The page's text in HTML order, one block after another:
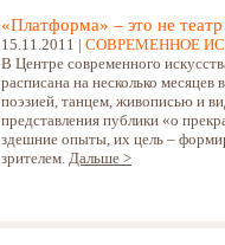
«Платформа» – это не
15.11.2011 | СОВРЕМЕННОЕ
В Центре современного
расписана на несколько
поэзией, танцем, живописью и
представления публики «о
здешние опыты, их цель –
зрителем. Дальше >